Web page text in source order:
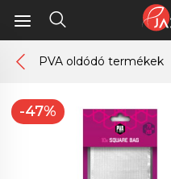
PVA oldódó termékek
-47%